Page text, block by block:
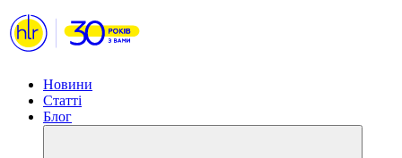
Новини
Статті
Блог